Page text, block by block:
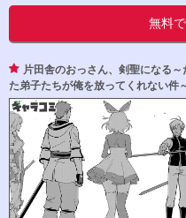
無料
片田舎のおっさん、剣聖になる
た弟子たちが俺を放ってくれない件